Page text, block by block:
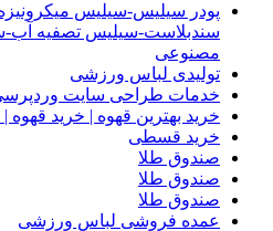
پودر سیلیس-سیلیس
سندبلاست-سیلیس تصفیه
مصنوعی
تولیدی لباس ورزشی
خدمات طراحی سایت
خرید بهترین قهوه | خرید قهوه
خرید قسطی
صندوق طلا
صندوق طلا
صندوق طلا
عمده فروشی لباس ورزشی